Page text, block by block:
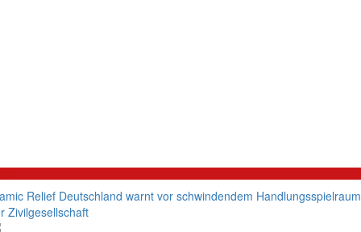
Relief Deutschland warnt vor schwindendem Handlungsspielraum
Zivilgesellschaft